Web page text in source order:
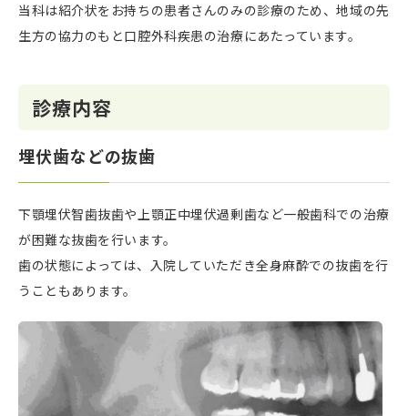
当科は紹介状をお持ちの患者さんのみの診療のため、地域の先
生方の協力のもと口腔外科疾患の治療にあたっています。
診療内容
埋伏歯などの抜歯
下顎埋伏智歯抜歯や上顎正中埋伏過剰歯など一般歯科での治療
が困難な抜歯を行います。
歯の状態によっては、入院していただき全身麻酔での抜歯を行
うこともあります。